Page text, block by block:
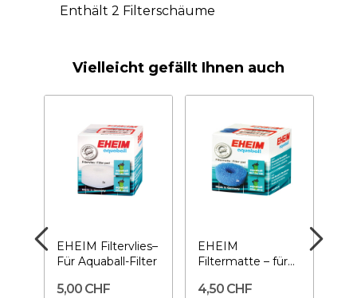
Enthält 2 Filterschäume
Vielleicht gefällt Ihnen auch
EHEIM Filtervlies–
Für Aquaball-Filter
5,00 CHF
EHEIM
Filtermatte – für
60/130/180 Filter
4,50 CHF